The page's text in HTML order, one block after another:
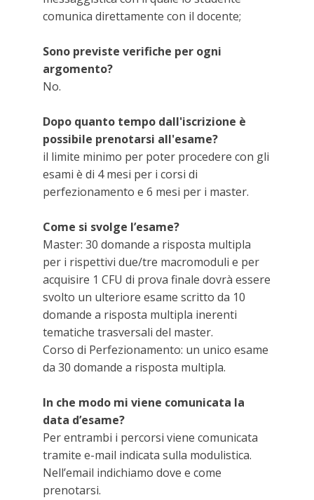
comunica direttamente con il docente;
Sono previste verifiche per ogni
argomento?
No.
Dopo quanto tempo dall'iscrizione è
possibile prenotarsi all'esame?
il limite minimo per poter procedere con gli
esami è di 4 mesi per i corsi di
perfezionamento e 6 mesi per i master.
Come si svolge l’esame?
Master: 30 domande a risposta multipla
per i rispettivi due/tre macromoduli e per
acquisire 1 CFU di prova finale dovrà essere
svolto un ulteriore esame scritto da 10
domande a risposta multipla inerenti
tematiche trasversali del master.
Corso di Perfezionamento: un unico esame
da 30 domande a risposta multipla.
In che modo mi viene comunicata la
data d’esame?
Per entrambi i percorsi viene comunicata
tramite e-mail indicata sulla modulistica.
Nell’email indichiamo dove e come
prenotarsi.